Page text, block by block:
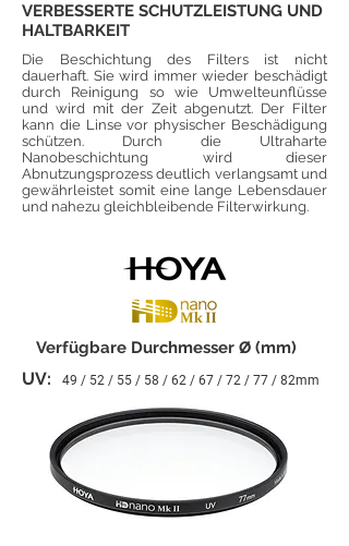
VERBESSERTE SCHUTZLEISTUNG UND
HALTBARKEIT
Die Beschichtung des Filters ist nicht
dauerhaft. Sie wird immer wieder beschädigt
durch Reinigung so wie Umwelteunflüsse
und wird mit der Zeit abgenutzt. Der Filter
kann die Linse vor physischer Beschädigung
schützen. Durch die Ultraharte
Nanobeschichtung wird dieser
Abnutzungsprozess deutlich verlangsamt und
gewährleistet somit eine lange Lebensdauer
und nahezu gleichbleibende Filterwirkung.
Verfügbare Durchmesser Ø (mm)
UV: 49 / 52 / 55 / 58 / 62 / 67 / 72 / 77 / 82mm